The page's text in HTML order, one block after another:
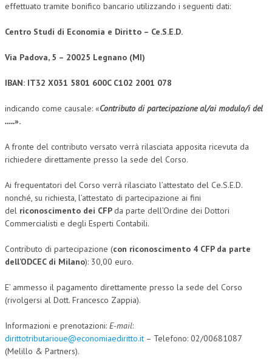
TRIBUTARIA
PENALE
NEWS
ARCHIVIO EVENTI (FINO AL 2022)
CORSI ENTI TERZI
BOLLETTINO FINANZIAMENTI
DOCUMENTI
TESI DI LAUREA
INVITI E PROMOZIONI
effettuato tramite bonifico bancario utilizzando i seguenti dati:
Centro Studi di Economia e Diritto – Ce.S.E.D.
Via Padova, 5 – 20025 Legnano (MI)
IBAN: IT32 X031 5801 600C C102 2001 078
indicando come causale: «Contributo di partecipazione al/ai modulo/i del
…..».
A fronte del contributo versato verrà rilasciata apposita ricevuta da
richiedere direttamente presso la sede del Corso.
Ai frequentatori del Corso verrà rilasciato l’attestato del Ce.S.E.D.
nonché, su richiesta, l’attestato di partecipazione ai fini
del riconoscimento dei CFPda parte dell’Ordine dei Dottori
Commercialisti e degli Esperti Contabili.
Contributo di partecipazione (con riconoscimento 4 CFP da parte
dell’ODCEC di Milano): 30,00 euro.
E’ ammesso il pagamento direttamente presso la sede del Corso
(rivolgersi al Dott. Francesco Zappia).
Informazioni e prenotazioni: E-mail:
dirittotributarioue@economiaediritto.it – Telefono: 02/00681087
(Melillo & Partners).